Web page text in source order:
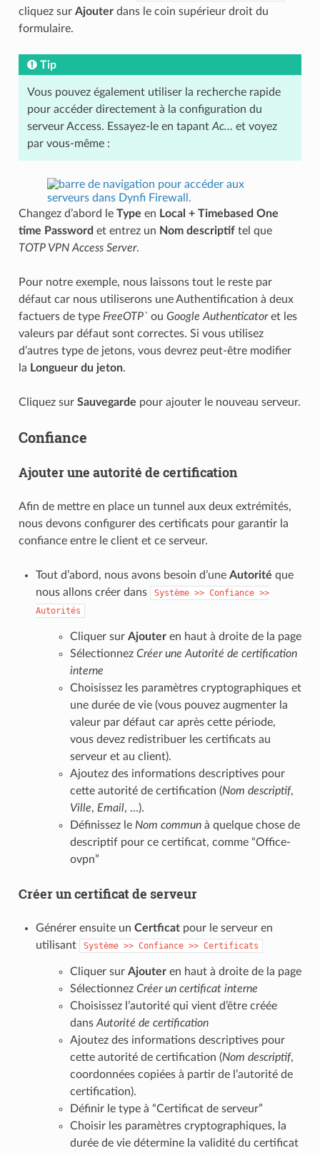
cliquez sur Ajouterdans le coin supérieur droit du
formulaire.
Tip
Vous pouvez également utiliser la recherche rapide
pour accéder directement à la configuration du
serveur Access. Essayez-le en tapant Ac… et voyez
par vous-même :
Changez d’abord le Type en Local + Timebased One
time Password et entrez un Nom descriptiftel que
TOTP VPN Access Server.
Pour notre exemple, nous laissons tout le reste par
défaut car nous utiliserons une Authentification à deux
factuers de type FreeOTP` ou Google Authenticatoret les
valeurs par défaut sont correctes. Si vous utilisez
d’autres type de jetons, vous devrez peut-être modifier
la Longueur du jeton.
Cliquez sur Sauvegarde pour ajouter le nouveau serveur.
Confiance
Ajouter une autorité de certification
Afin de mettre en place un tunnel aux deux extrémités,
nous devons configurer des certificats pour garantir la
confiance entre le client et ce serveur.
Tout d’abord, nous avons besoin d’une Autorité que
nous allons créer dans
Système >> Confiance >>
Autorités
Cliquer sur Ajouteren haut à droite de la page
Sélectionnez Créer une Autorité de certification
interne
Choisissez les paramètres cryptographiques et
une durée de vie (vous pouvez augmenter la
valeur par défaut car après cette période,
vous devez redistribuer les certificats au
serveur et au client).
Ajoutez des informations descriptives pour
cette autorité de certification (Nom descriptif,
Ville, Email, …).
Définissez le Nom communà quelque chose de
descriptif pour ce certificat, comme “Office-
ovpn”
Créer un certificat de serveur
Générer ensuite un Certficatpour le serveur en
utilisant
Système >> Confiance >> Certificats
Cliquer sur Ajouteren haut à droite de la page
Sélectionnez Créer un certificat interne
Choisissez l’autorité qui vient d’être créée
dans Autorité de certification
Ajoutez des informations descriptives pour
cette autorité de certification (Nom descriptif,
coordonnées copiées à partir de l’autorité de
certification).
Définir le type à “Certificat de serveur”
Choisir les paramètres cryptographiques, la
durée de vie détermine la validité du certificat